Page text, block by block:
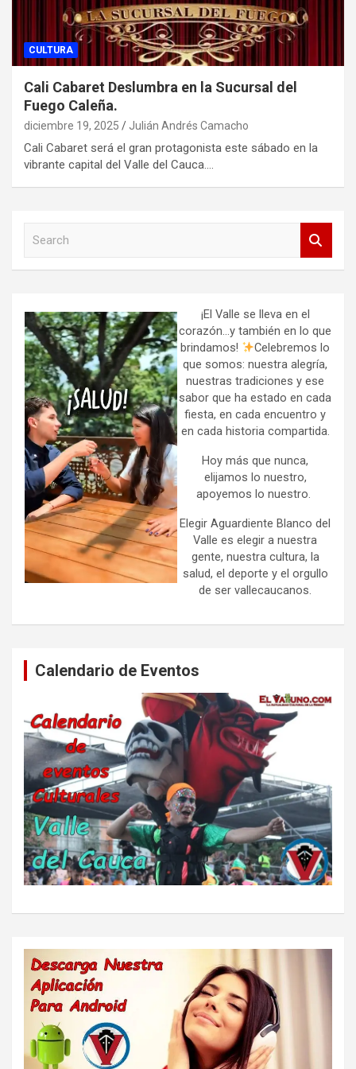
CULTURA
Cali Cabaret Deslumbra en la Sucursal del
Fuego Caleña.
diciembre 19, 2025 Julián Andrés Camacho
Cali Cabaret será el gran protagonista este sábado en la
vibrante capital del Valle del Cauca.…
h
¡El Valle se lleva en el
corazón…y también en lo que
brindamos!
Celebremos lo
que somos: nuestra alegría,
nuestras tradiciones y ese
sabor que ha estado en cada
fiesta, en cada encuentro y
en cada historia compartida.
Hoy más que nunca,
elijamos lo nuestro,
apoyemos lo nuestro.
Elegir Aguardiente Blanco del
Valle es elegir a nuestra
gente, nuestra cultura, la
salud, el deporte y el orgullo
de ser vallecaucanos.
Calendario de Eventos